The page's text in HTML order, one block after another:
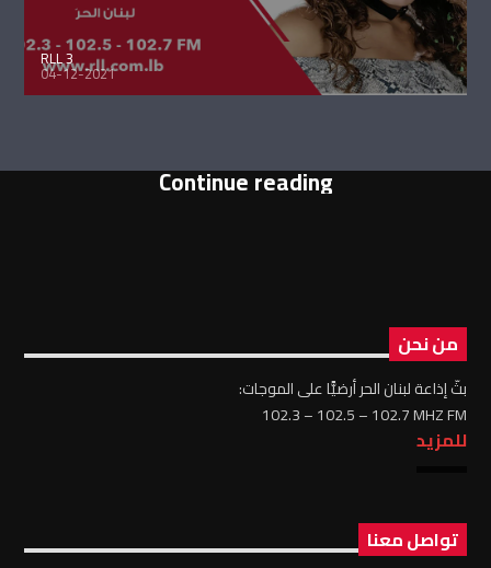
RLL 3
04-12-2021
Continue reading
من نحن
بثّ إذاعة لبنان الحر أرضيًّا على الموجات:
102.3 – 102.5 – 102.7 MHZ FM
للمزيد
تواصل معنا